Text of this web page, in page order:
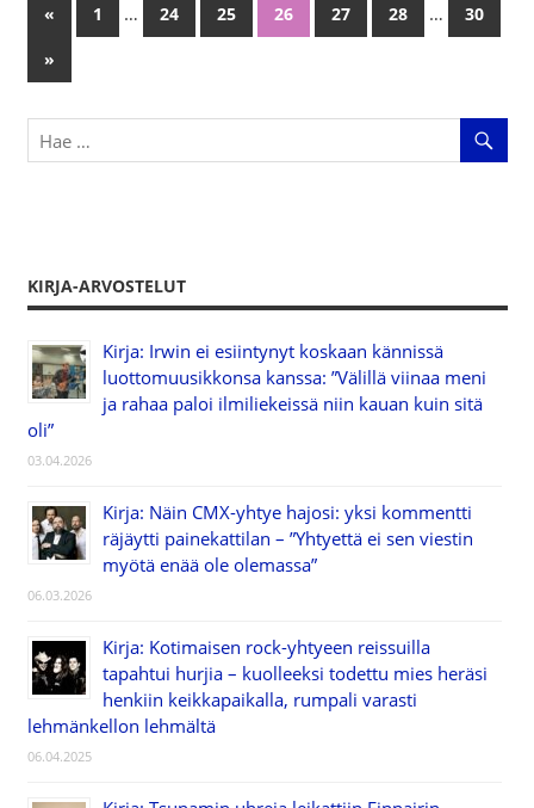
Artikkelien
selaus
« Previous
Posts
1 … 24 25 26 27 28 …
30
Next
Posts
»
KIRJA-ARVOSTELUT
Kirja: Irwin ei esiintynyt koskaan kännissä
luottomuusikkonsa kanssa: ”Välillä viinaa meni
ja rahaa paloi ilmiliekeissä niin kauan kuin sitä
oli”
03.04.2026
Kirja: Näin CMX-yhtye hajosi: yksi kommentti
räjäytti painekattilan – ”Yhtyettä ei sen viestin
myötä enää ole olemassa”
06.03.2026
Kirja: Kotimaisen rock-yhtyeen reissuilla
tapahtui hurjia – kuolleeksi todettu mies heräsi
henkiin keikkapaikalla, rumpali varasti
lehmänkellon lehmältä
06.04.2025